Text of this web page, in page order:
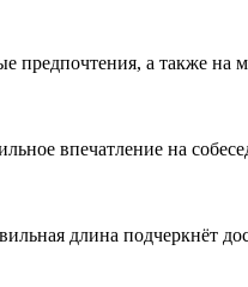
а также на
впечатление на
длина